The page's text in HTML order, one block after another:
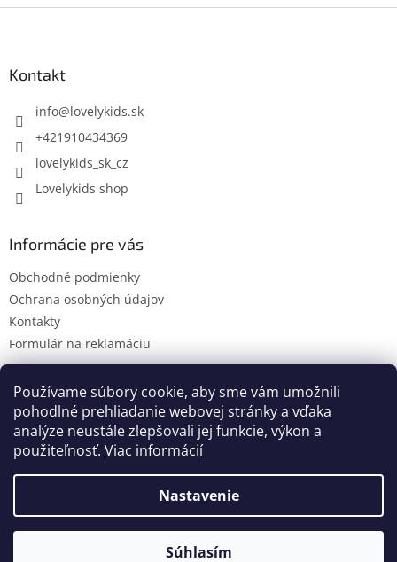
Používame súbory cookie, aby sme vám umožnili
pohodlné prehliadanie webovej stránky a vďaka
analýze neustále zlepšovali jej funkcie, výkon a
použiteľnosť. Viac informácií
Nastavenie
Súhlasím
Kontakt
info@lovelykids.sk
+421910434369
lovelykids_sk_cz
Lovelykids shop
Informácie pre vás
Obchodné podmienky
Ochrana osobných údajov
Kontakty
Formulár na reklamáciu
Kontakty Novinky
Vytvoril Shoptet
lovelykids. Všetky práva vyhradené.